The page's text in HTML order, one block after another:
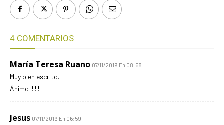
4 COMENTARIOS
María Teresa Ruano 07/11/2019 En 08:58
Muy bien escrito.
Ánimo ¡!¡!¡!
Jesus 07/11/2019 En 06:59